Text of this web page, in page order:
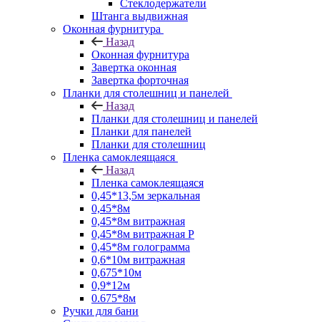
Стеклодержатели
Штанга выдвижная
Оконная фурнитура
Назад
Оконная фурнитура
Завертка оконная
Завертка форточная
Планки для столешниц и панелей
Назад
Планки для столешниц и панелей
Планки для панелей
Планки для столешниц
Пленка самоклеящаяся
Назад
Пленка самоклеящаяся
0,45*13,5м зеркальная
0,45*8м
0,45*8м витражная
0,45*8м витражная Р
0,45*8м голограмма
0,6*10м витражная
0,675*10м
0,9*12м
0.675*8м
Ручки для бани